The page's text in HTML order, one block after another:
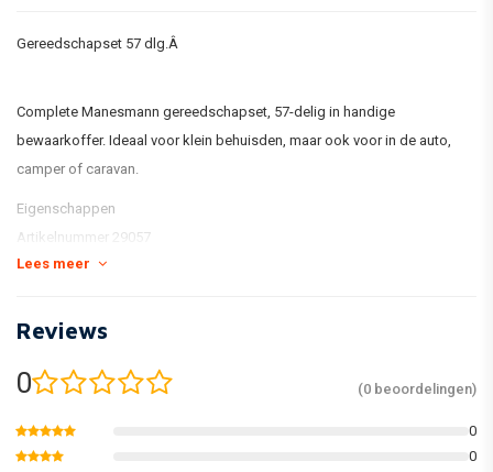
Gereedschapset 57 dlg.Â
Complete Manesmann gereedschapset, 57-delig in handige
bewaarkoffer. Ideaal voor klein behuisden, maar ook voor in de auto,
camper of caravan.
Eigenschappen
Artikelnummer 29057
Gewicht 3,04 kg
Verpakking Kunststof cassette/koffer
Garantie 10 jaar
Productlijn GREEN LINE
Lees meer
Reviews
0 (0 beoordelingen)
0
0